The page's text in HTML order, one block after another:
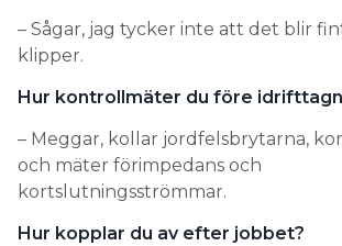
– Sågar, jag tycker inte att det blir
klipper.
Hur kontrollmäter du före
– Meggar, kollar jordfelsbrytarna,
och mäter förimpedans och
kortslutningsströmmar.
Hur kopplar du av efter jobbet?